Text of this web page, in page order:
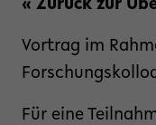
« Zurück zur
Vortrag im
Für eine